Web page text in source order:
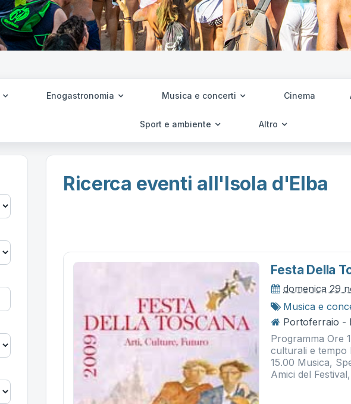
Enogastronomia Musica e concerti Cinema
Sport e ambiente Altro
Ricerca eventi all'Isola d'Elba
Festa Della
domenica 29
Musica e
Portoferraio -
Programma Ore
culturali e tempo
15.00 Musica,
Amici del